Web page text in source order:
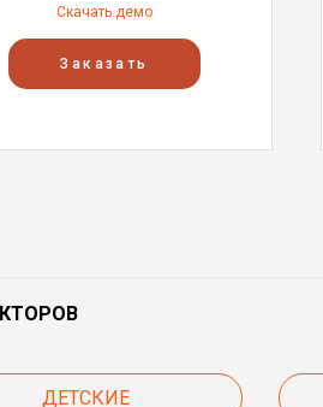
Скачать демо
Заказать
ДЕТСКИЕ